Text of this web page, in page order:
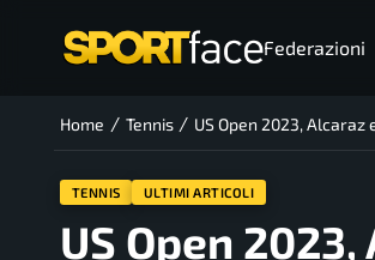
Federazioni
Home / Tennis / US Open 2023,
TENNIS ULTIMI ARTICOLI
US Open